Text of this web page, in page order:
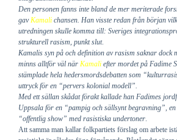
Den personen fanns inte bland de mer meriterade
gav Kamali chansen. Han visste redan från början
utredningen skulle komma till: Sveriges
strukturell rasism, punkt slut.
Kamalis syn på och definition av rasism saknar dock
minns alltför väl när Kamali efter mordet på Fadime
stämplade hela hedersmordsdebatten som
uttryck för en “pervers kolonial modell”.
Med ett sällan skådat förakt kallade han Fadimes
Uppsala för en “pampig och sällsynt begravning”, en
“offentlig show” med rasistiska undertoner
Att samma man kallar folkpartiets förslag om arbete